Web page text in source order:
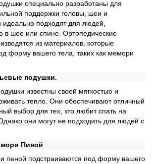
специально разработаны для
поддержки головы, шеи и
идеально подходят для людей,
в шее или спине. Ортопедические
из материалов, которые
форму вашего тела, таких как мемори
подушки.
известны своей мягкостью и
тепло. Они обеспечивают отличный
выбор для тех, кто любит спать на
они могут не подходить для людей с
Пиной
пеной подстраиваются под форму вашего